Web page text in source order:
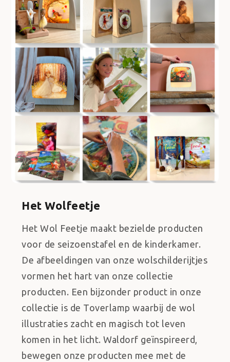
Het Wolfeetje
Het Wol Feetje maakt bezielde producten
voor de seizoenstafel en de kinderkamer.
De afbeeldingen van onze wolschilderijtjes
vormen het hart van onze collectie
producten. Een bijzonder product in onze
collectie is de Toverlamp waarbij de wol
illustraties zacht en magisch tot leven
komen in het licht. Waldorf geïnspireerd,
bewegen onze producten mee met de